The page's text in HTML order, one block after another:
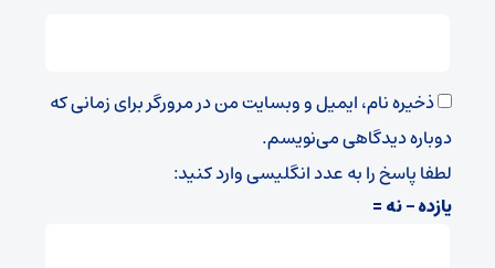
ذخیره نام، ایمیل و وبسایت من در مرورگر برای زمانی که
دوباره دیدگاهی می‌نویسم.
لطفا پاسخ را به عدد انگلیسی وارد کنید:
یازده − نه =